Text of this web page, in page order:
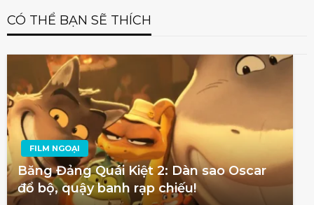
CÓ THỂ BẠN SẼ THÍCH
FILM NGOẠI
Băng Đảng Quái Kiệt 2: Dàn sao Oscar
đổ bộ, quậy banh rạp chiếu!